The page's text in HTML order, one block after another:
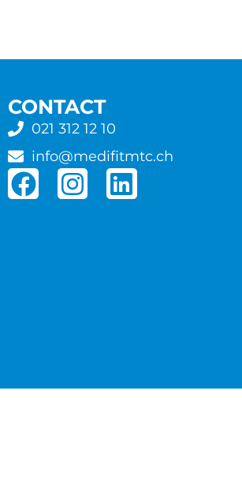
CONTACT
021 312 12 10
info@medifitmtc.ch